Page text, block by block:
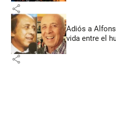
share
Adiós a
vida entre el
share